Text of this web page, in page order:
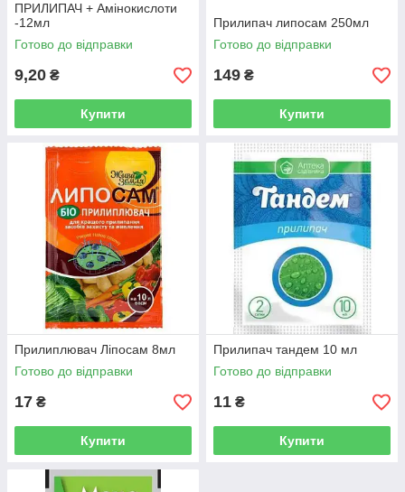
ПРИЛИПАЧ + Амінокислоти
-12мл
Готово до відправки
9,20 ₴
Купити
Прилипач липосам 250мл
Готово до відправки
149 ₴
Купити
Прилиплювач Ліпосам 8мл
Готово до відправки
17 ₴
Купити
Прилипач тандем 10 мл
Готово до відправки
11 ₴
Купити